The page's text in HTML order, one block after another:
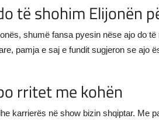
të shohim Elijonën
shumë fansa pyesin nëse ajo do
pamja e saj e fundit sugjeron se ajo
rritet me kohën
karrierës në show bizin shqiptar. Me